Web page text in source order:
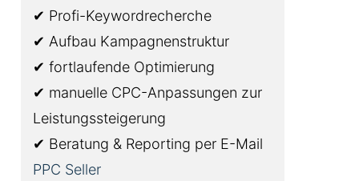
✔ Profi-Keywordrecherche
✔ Aufbau Kampagnenstruktur
✔ fortlaufende Optimierung
✔ manuelle CPC-Anpassungen zur
Leistungssteigerung
✔ Beratung & Reporting per E-Mail
PPC Seller